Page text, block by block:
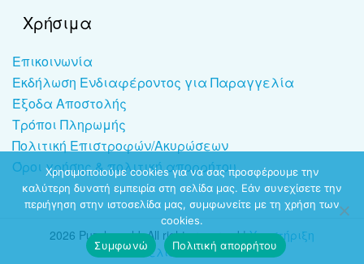
Χρήσιμα
Επικοινωνία
Εκδήλωση Ενδιαφέροντος για Παραγγελία
Έξοδα Αποστολής
Τρόποι Πληρωμής
Πολιτική Επιστροφών/Ακυρώσεων
Όροι χρήσης & πολιτική απορρήτου
2026 Puzzleworld. All rights reserved |Υποστήριξη
ιστοσελίδων-dezitech.
Χρησιμοποιούμε cookies για να σας προσφέρουμε την
καλύτερη δυνατή εμπειρία στη σελίδα μας. Εάν συνεχίσετε την
περιήγηση στην ιστοσελίδα μας, συμφωνείτε με τη χρήση των
cookies.
Συμφωνώ
Πολιτική απορρήτου